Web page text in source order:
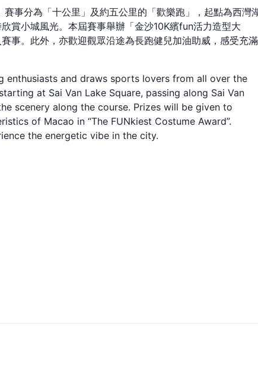
事分為「十公里」及約五公里的「歡樂跑」，起點為西灣
賞小城風光。本屆賽事舉辦「金沙10K繽fun活力造型大
事。此外，亦歡迎觀眾沿途為長跑健兒加油助威，感受充
enthusiasts and draws sports lovers from all over the
at Sai Van Lake Square, passing along Sai Van
scenery along the course. Prizes will be given to
of Macao in “The FUNkiest Costume Award”.
the energetic vibe in the city.